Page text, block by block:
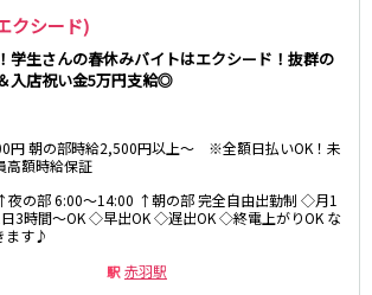
クシード)
学生さんの春休みバイトはエクシード！抜群の
入店祝い金5万円支給◎
円 朝の部時給2,500円以上～ ※全額日払いOK！未
高額時給保証
夜の部 6:00〜14:00 ↑朝の部 完全自由出勤制 ◇月1
3時間～OK ◇早出OK ◇遅出OK ◇終電上がりOK な
ます♪
駅 赤羽駅
渋谷駅
浅草駅
末広町駅
本川越駅
新所沢駅